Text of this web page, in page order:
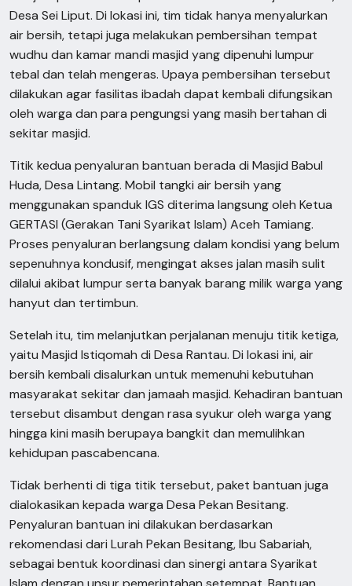
Desa Sei Liput. Di lokasi ini, tim tidak hanya menyalurkan
air bersih, tetapi juga melakukan pembersihan tempat
wudhu dan kamar mandi masjid yang dipenuhi lumpur
tebal dan telah mengeras. Upaya pembersihan tersebut
dilakukan agar fasilitas ibadah dapat kembali difungsikan
oleh warga dan para pengungsi yang masih bertahan di
sekitar masjid.
Titik kedua penyaluran bantuan berada di Masjid Babul
Huda, Desa Lintang. Mobil tangki air bersih yang
menggunakan spanduk IGS diterima langsung oleh Ketua
GERTASI (Gerakan Tani Syarikat Islam) Aceh Tamiang.
Proses penyaluran berlangsung dalam kondisi yang belum
sepenuhnya kondusif, mengingat akses jalan masih sulit
dilalui akibat lumpur serta banyak barang milik warga yang
hanyut dan tertimbun.
Setelah itu, tim melanjutkan perjalanan menuju titik ketiga,
yaitu Masjid Istiqomah di Desa Rantau. Di lokasi ini, air
bersih kembali disalurkan untuk memenuhi kebutuhan
masyarakat sekitar dan jamaah masjid. Kehadiran bantuan
tersebut disambut dengan rasa syukur oleh warga yang
hingga kini masih berupaya bangkit dan memulihkan
kehidupan pascabencana.
Tidak berhenti di tiga titik tersebut, paket bantuan juga
dialokasikan kepada warga Desa Pekan Besitang.
Penyaluran bantuan ini dilakukan berdasarkan
rekomendasi dari Lurah Pekan Besitang, Ibu Sabariah,
sebagai bentuk koordinasi dan sinergi antara Syarikat